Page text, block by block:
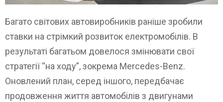
Багато світових автовиробників раніше зробили
ставки на стрімкий розвиток електромобілів. В
результаті багатьом довелося змінювати свої
стратегії “на ходу”, зокрема Mercedes-Benz.
Оновлений план, серед іншого, передбачає
продовження життя автомобілів з двигунами